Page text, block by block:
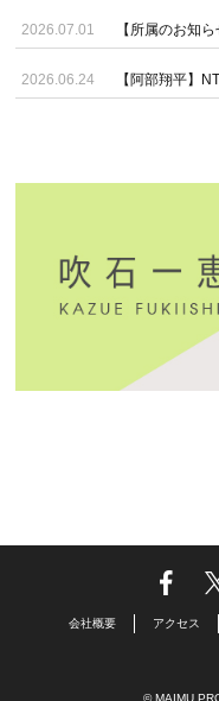
2026.07.01 【所属のお知
2026.06.24 【阿部翔平】
会社概要 アクセス
© MAIMU